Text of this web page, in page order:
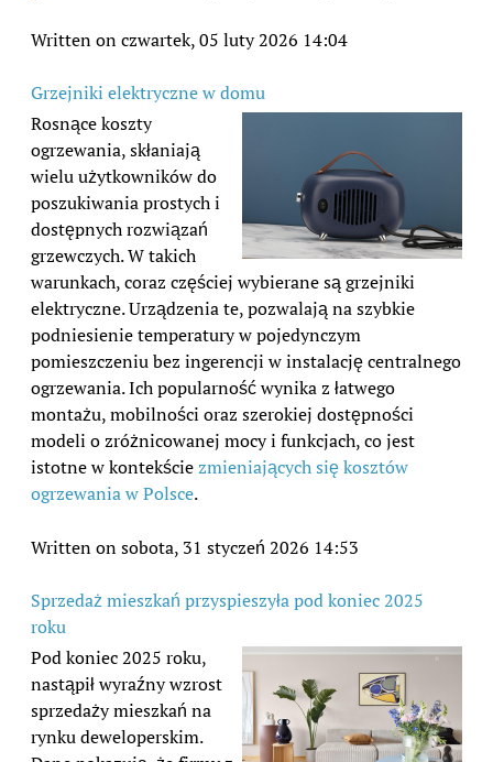
Written on czwartek, 05 luty 2026 14:04
Grzejniki elektryczne w domu
Rosnące koszty
ogrzewania, skłaniają
wielu użytkowników do
poszukiwania prostych i
dostępnych rozwiązań
grzewczych. W takich
warunkach, coraz częściej wybierane są grzejniki
elektryczne. Urządzenia te, pozwalają na szybkie
podniesienie temperatury w pojedynczym
pomieszczeniu bez ingerencji w instalację centralnego
ogrzewania. Ich popularność wynika z łatwego
montażu, mobilności oraz szerokiej dostępności
modeli o zróżnicowanej mocy i funkcjach, co jest
istotne w kontekściezmieniających się kosztów
ogrzewania w Polsce.
Written on sobota, 31 styczeń 2026 14:53
Sprzedaż mieszkań przyspieszyła pod koniec 2025
roku
Pod koniec 2025 roku,
nastąpił wyraźny wzrost
sprzedaży mieszkań na
rynku deweloperskim.